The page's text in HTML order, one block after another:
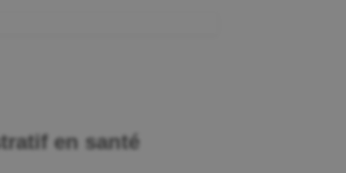
en santé